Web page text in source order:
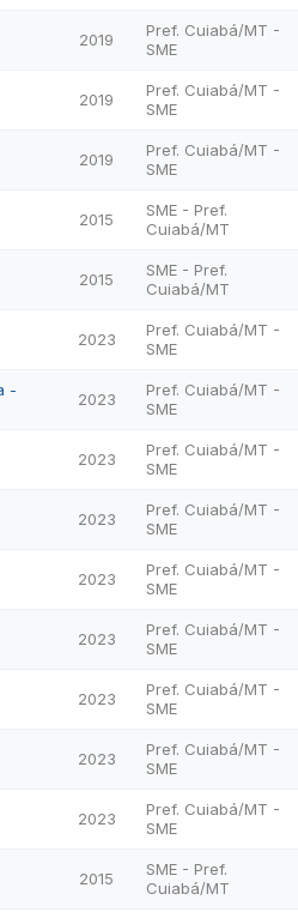
2019
Pref. Cuiabá/MT -
SME
2019
Pref. Cuiabá/MT -
SME
2019
Pref. Cuiabá/MT -
SME
2015
SME - Pref.
Cuiabá/MT
2015
SME - Pref.
Cuiabá/MT
2023
Pref. Cuiabá/MT -
SME
-
2023
Pref. Cuiabá/MT -
SME
2023
Pref. Cuiabá/MT -
SME
2023
Pref. Cuiabá/MT -
SME
2023
Pref. Cuiabá/MT -
SME
2023
Pref. Cuiabá/MT -
SME
2023
Pref. Cuiabá/MT -
SME
2023
Pref. Cuiabá/MT -
SME
2023
Pref. Cuiabá/MT -
SME
2015
SME - Pref.
Cuiabá/MT